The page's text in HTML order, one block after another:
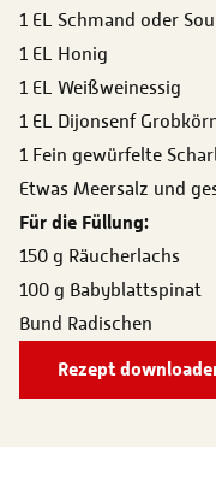
1 EL Schmand oder
1 EL Honig
1 EL Weißweinessig
1 EL Dijonsenf
1 Fein gewürfelte
Etwas Meersalz und
Für die Füllung:
150 g Räucherlachs
100 g Babyblattspinat
Bund Radischen
Rezept